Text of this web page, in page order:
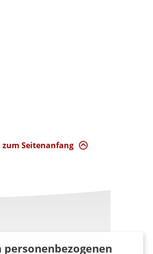
zum Seitenanfang